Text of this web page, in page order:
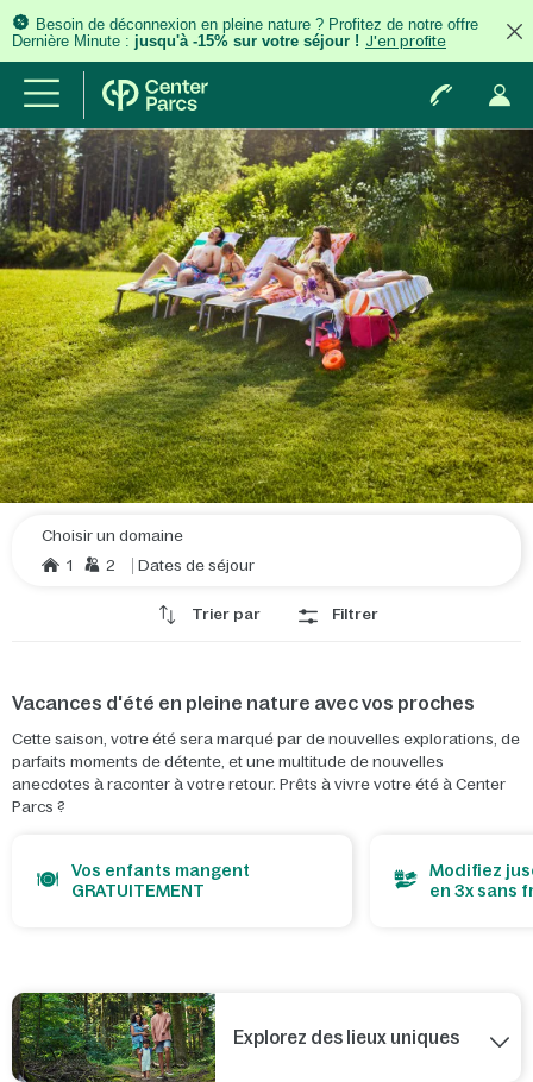
Besoin de déconnexion en pleine nature ? Profitez de notre offre
Dernière Minute : jusqu'à -15% sur votre séjour ! J'en profite
Choisir un domaine
1
2 Dates de séjour
Trier par Filtrer
Vacances d'été en pleine nature avec vos proches
Cette saison, votre été sera marqué par de nouvelles explorations, de
parfaits moments de détente, et une multitude de nouvelles
anecdotes à raconter à votre retour. Prêts à vivre votre été à Center
Parcs ?
Vos enfants mangent
GRATUITEMENT
Modifiez
en 3x sans
Explorez des lieux uniques